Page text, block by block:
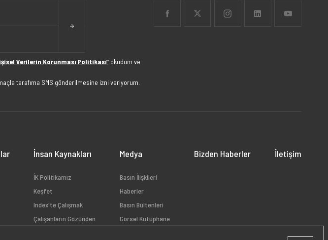
Verilerin Korunması Politikası”okudum ve
tarafıma SMS gönderilmesine izni veriyorum.
İnsan Kaynakları
İK Politikamız
Keşfet
Index'te Çalışmak
Çalışanların Gözünden
Medya
Basın İlişkileri
Haberler
Basın Bültenleri
Görsel Kütüphane
Bizden Haberler İletişim